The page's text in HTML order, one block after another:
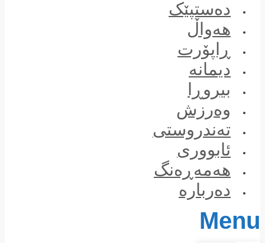
دەستپێک
هەواڵ
ڕاپۆرت
دیمانە
بیروڕا
وەرزش
تەندروستی
ئابووری
هەمەڕەنگ
دەربارە
Menu